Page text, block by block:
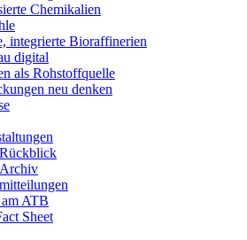
Chemikalien
integrierte Bioraffinerien
digital
als Rohstoffquelle
neu denken
Rückblick
Archiv
ATB
Sheet